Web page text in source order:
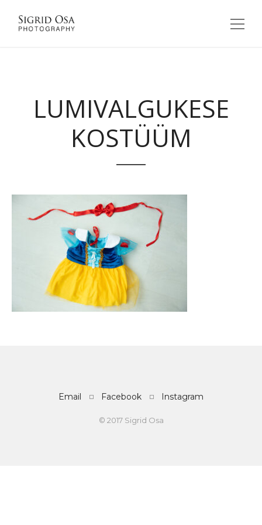
LUMIVALGUKESE
KOSTÜÜM
Email Facebook Instagram
© 2017 Sigrid Osa